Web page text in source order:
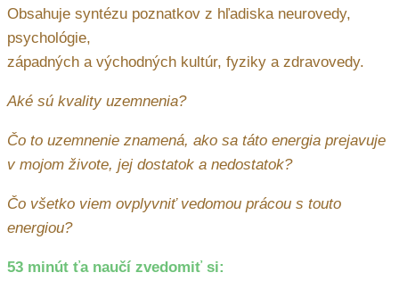
Obsahuje syntézu poznatkov z hľadiska neurovedy,
psychológie,
západných a východných kultúr, fyziky a zdravovedy.
Aké sú kvality uzemnenia?
Čo to uzemnenie znamená, ako sa táto energia prejavuje
v mojom živote, jej dostatok a nedostatok?
Čo všetko viem ovplyvniť vedomou prácou s touto
energiou?
53 minút ťa naučí zvedomiť si: